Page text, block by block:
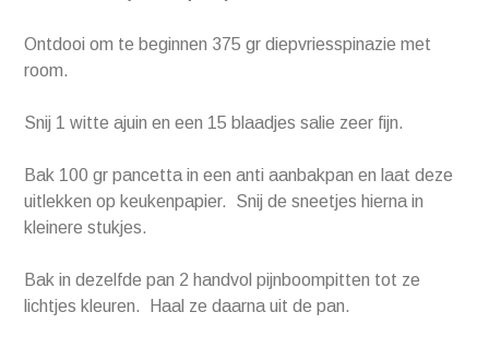
Ontdooi om te beginnen 375 gr diepvriesspinazie met
room.
Snij 1 witte ajuin en een 15 blaadjes salie zeer fijn.
Bak 100 gr pancetta in een anti aanbakpan en laat deze
uitlekken op keukenpapier. Snij de sneetjes hierna in
kleinere stukjes.
Bak in dezelfde pan 2 handvol pijnboompitten tot ze
lichtjes kleuren. Haal ze daarna uit de pan.